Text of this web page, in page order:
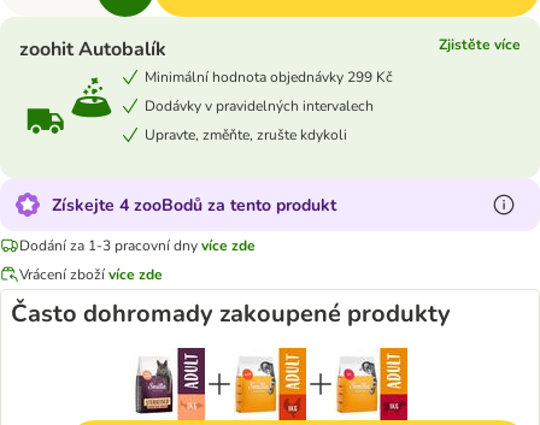
zoohit Autobalík
Zjistěte více
Minimální hodnota objednávky 299 Kč
Dodávky v pravidelných intervalech
Upravte, změňte, zrušte kdykoli
Získejte 4 zooBodů za tento produkt
Dodání za 1-3 pracovní dnyvíce zde
Vrácení zbožívíce zde
Často dohromady zakoupené produkty